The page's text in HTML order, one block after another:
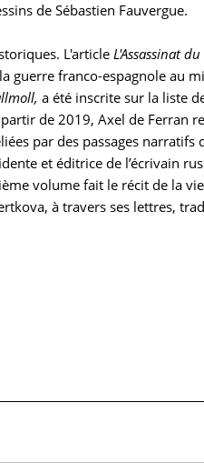
de Sébastien Fauvergue.
L'articleL'Assassinat du
guerre franco-espagnole au
a été inscrite sur la liste
de 2019, Axel de Ferran
par des passages
et éditrice de l’écrivain
volume fait le récit de la
à travers ses lettres,